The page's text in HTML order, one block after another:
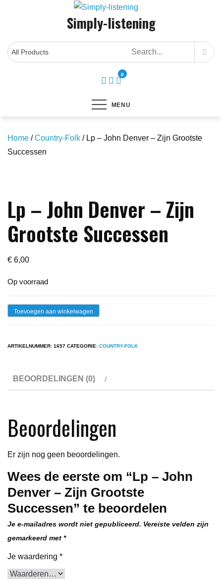
Simply-listening
0
MENU
Home /Country-Folk / Lp – John Denver – Zijn Grootste
Successen
Lp – John Denver – Zijn
Grootste Successen
€ 6,00
Op voorraad
Lp
Zijn
aantal
Toevoegen aan winkelwagen
ARTIKELNUMMER: 1657 CATEGORIE: COUNTRY-FOLK
BEOORDELINGEN (0)
Beoordelingen
Er zijn nog geen beoordelingen.
Wees de eerste om “Lp – John
Denver – Zijn Grootste
Successen” te beoordelen
Je e-mailadres wordt niet gepubliceerd. Vereiste velden zijn
gemarkeerd met *
Je waardering *